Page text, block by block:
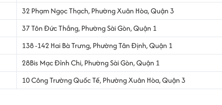
32 Phạm Ngọc Thạch, Phường Xuân Hòa, Quận 3
37 Tôn Đức Thắng, Phường Sài Gòn, Quận 1
138 -142 Hai Bà Trưng, Phường Tân Định, Quận 1
28Bis Mạc Đỉnh Chi, Phường Sài Gòn, Quận 1
10 Công Trường Quốc Tế, Phường Xuân Hòa, Quận 3